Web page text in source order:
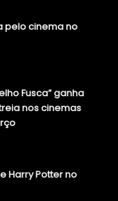
pelo cinema no
Fusca” ganha
nos cinemas
Harry Potter no